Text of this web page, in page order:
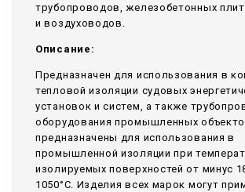
трубопроводов, железобетонных
и воздуховодов.
Описание:
Предназначен для использования в
тепловой изоляции судовых
установок и систем, а также
оборудования промышленных
предназначены для использования в
промышленной изоляции при
изолируемых поверхностей от минус
1050°С. Изделия всех марок могут